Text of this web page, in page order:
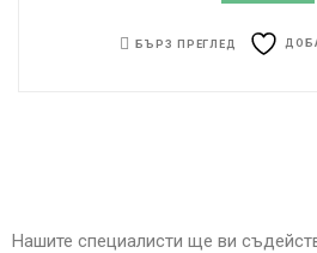
БЪРЗ ПРЕГЛЕД
Нашите специалисти ще ви